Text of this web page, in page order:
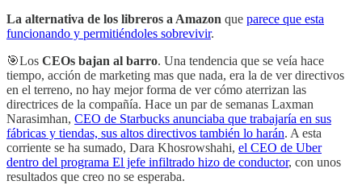
La alternativa de los libreros a Amazon que parece que esta
funcionando y permitiéndoles sobrevivir.
🎯Los CEOs bajan al barro. Una tendencia que se veía hace
tiempo, acción de marketing mas que nada, era la de ver directivos
en el terreno, no hay mejor forma de ver cómo aterrizan las
directrices de la compañía. Hace un par de semanas Laxman
Narasimhan, CEO de Starbucks anunciaba que trabajaría en sus
fábricas y tiendas, sus altos directivos también lo harán. A esta
corriente se ha sumado, Dara Khosrowshahi, el CEO de Uber
dentro del programa El jefe infiltrado hizo de conductor, con unos
resultados que creo no se esperaba.